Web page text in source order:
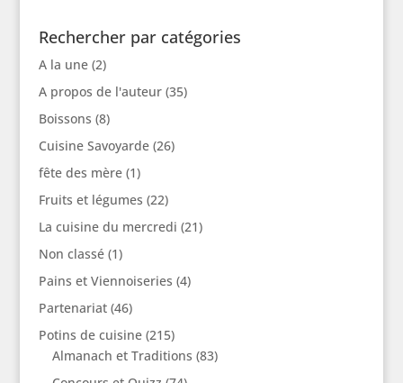
Rechercher par catégories
A la une(2)
A propos de l'auteur(35)
Boissons (8)
Cuisine Savoyarde(26)
fête des mère(1)
Fruits et légumes (22)
La cuisine du mercredi (21)
Non classé(1)
Pains et Viennoiseries (4)
Partenariat(46)
Potins de cuisine(215)
Almanach et Traditions (83)